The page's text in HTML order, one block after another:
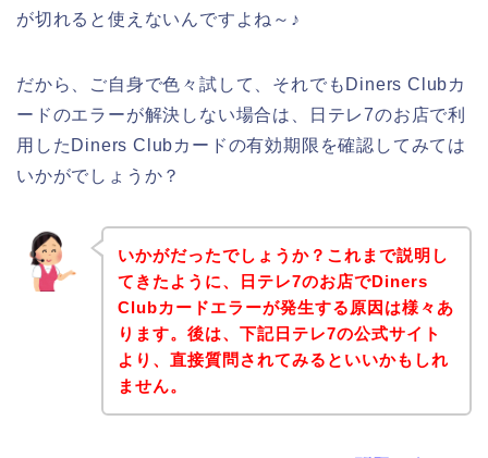
が切れると使えないんですよね～♪
だから、ご自身で色々試して、それでもDiners Clubカ
ードのエラーが解決しない場合は、日テレ7のお店で利
用したDiners Clubカードの有効期限を確認してみては
いかがでしょうか？
いかがだったでしょうか？これまで説明し
てきたように、日テレ7のお店でDiners
Clubカードエラーが発生する原因は様々あ
ります。後は、下記日テレ7の公式サイト
より、直接質問されてみるといいかもしれ
ません。